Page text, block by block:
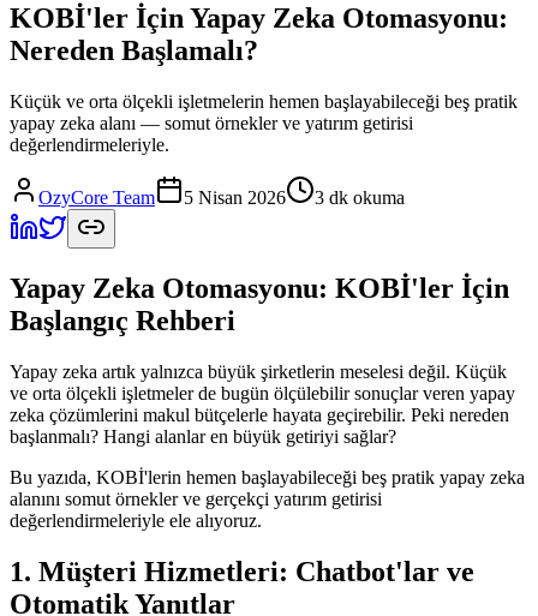
KOBİ'ler İçin Yapay Zeka Otomasyonu:
Nereden Başlamalı?
Küçük ve orta ölçekli işletmelerin hemen başlayabileceği beş pratik
yapay zeka alanı — somut örnekler ve yatırım getirisi
değerlendirmeleriyle.
OzyCore Team 5 Nisan 2026 3 dk okuma
Yapay Zeka Otomasyonu: KOBİ'ler İçin
Başlangıç Rehberi
Yapay zeka artık yalnızca büyük şirketlerin meselesi değil. Küçük
ve orta ölçekli işletmeler de bugün ölçülebilir sonuçlar veren yapay
zeka çözümlerini makul bütçelerle hayata geçirebilir. Peki nereden
başlanmalı? Hangi alanlar en büyük getiriyi sağlar?
Bu yazıda, KOBİ'lerin hemen başlayabileceği beş pratik yapay zeka
alanını somut örnekler ve gerçekçi yatırım getirisi
değerlendirmeleriyle ele alıyoruz.
1. Müşteri Hizmetleri: Chatbot'lar ve
Otomatik Yanıtlar